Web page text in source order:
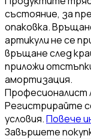
състояние, за
опаковка.
артикули не се
връщане след
приложи
амортизация.
Професионалист
Регистрирайте
условия.Повече
Завършете